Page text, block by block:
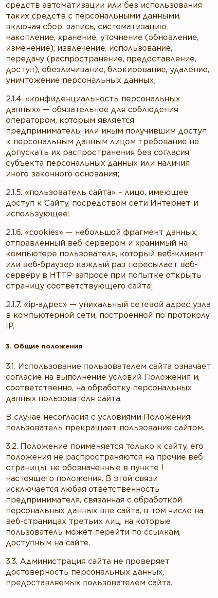
средств автоматизации или без использования
таких средств с персональными данными,
включая сбор, запись, систематизацию,
накопление, хранение, уточнение (обновление,
изменение), извлечение, использование,
передачу (распространение, предоставление,
доступ), обезличивание, блокирование, удаление,
уничтожение персональных данных;
2.1.4. «конфиденциальность персональных
данных» — обязательное для соблюдения
оператором, которым является
предприниматель, или иным получившим доступ
к персональным данным лицом требование не
допускать их распространения без согласия
субъекта персональных данных или наличия
иного законного основания;
2.1.5. «пользователь сайта» – лицо, имеющее
доступ к Сайту, посредством сети Интернет и
использующее;
2.1.6. «cookies» — небольшой фрагмент данных,
отправленный веб-сервером и хранимый на
компьютере пользователя, который веб-клиент
или веб-браузер каждый раз пересылает веб-
серверу в HTTP-запросе при попытке открыть
страницу соответствующего сайта;
2.1.7. «ip-адрес» — уникальный сетевой адрес узла
в компьютерной сети, построенной по протоколу
IP.
3. Общие положения
3.1. Использование пользователем сайта означает
согласие на выполнение условий Положения и,
соответственно, на обработку персональных
данных пользователя сайта.
В случае несогласия с условиями Положения
пользователь прекращает пользование сайтом.
3.2. Положение применяется только к сайту, его
положения не распространяются на прочие веб-
страницы, не обозначенные в пункте 1
настоящего положения. В этой связи
исключается любая ответственность
предпринимателя, связанная с обработкой
персональных данных вне сайта, в том числе на
веб-страницах третьих лиц, на которые
пользователь может перейти по ссылкам,
доступным на сайте.
3.3. Администрация сайта не проверяет
достоверность персональных данных,
предоставляемых пользователем сайта.